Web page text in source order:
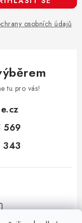
osobních údajů
tu pro vás!
569
343